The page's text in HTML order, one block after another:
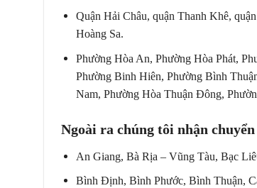
Quận Hải Châu, quận Thanh Khê,
Hoàng Sa.
Phường Hòa An, Phường Hòa Phát,
Phường Binh Hiên, Phường Bình
Nam, Phường Hòa Thuận Đông,
Ngoài ra chúng tôi nhận
An Giang, Bà Rịa – Vũng Tàu, Bạc
Bình Định, Bình Phước, Bình Thuận,